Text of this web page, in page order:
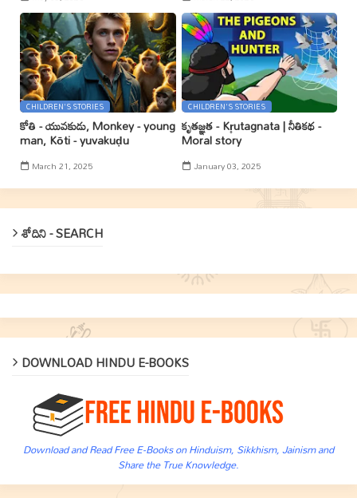
CHILDREN'S STORIES
కోతి - యువకుడు, Monkey - young
man, Kōti - yuvakuḍu
March 21, 2025
CHILDREN'S STORIES
కృతజ్ఞత - Kr̥utagnata | నీతికథ -
Moral story
January 03, 2025
శోదిని - SEARCH
DOWNLOAD HINDU E-BOOKS
Download and Read Free E-Books on Hinduism, Sikkhism, Jainism and
Share the True Knowledge.